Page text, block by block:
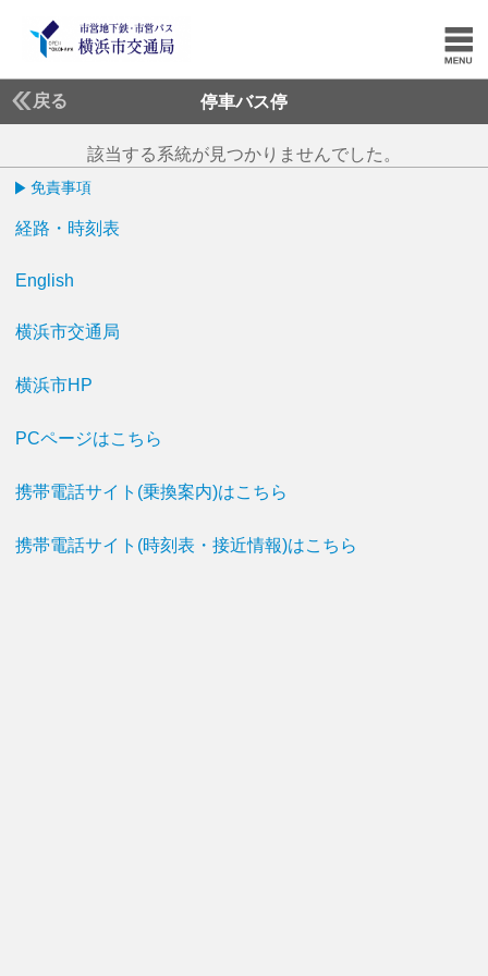
戻る 停車バス停
該当する系統が見つかりませんでした。
免責事項
経路・時刻表
English
横浜市交通局
横浜市HP
PCページはこちら
携帯電話サイト(乗換案内)はこちら
携帯電話サイト(時刻表・接近情報)はこちら